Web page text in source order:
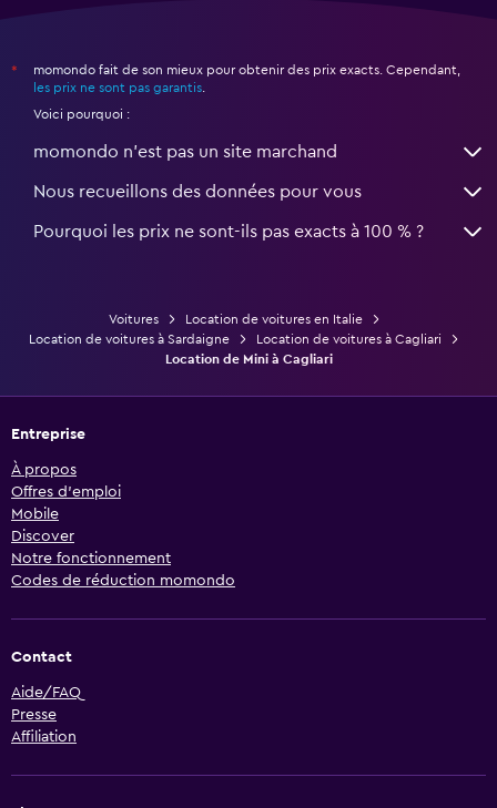
*
momondo fait de son mieux pour obtenir des prix exacts. Cependant,
les prix ne sont pas garantis
Voici pourquoi :
momondo n'est pas un site marchand
Nous recueillons des données pour vous
Pourquoi les prix ne sont-ils pas exacts à 100 % ?
Voitures
Location de voitures en Italie
Location de voitures à Sardaigne
Location de voitures à Cagliari
Location de Mini à Cagliari
Entreprise
À propos
Offres d’emploi
Mobile
Discover
Notre fonctionnement
Codes de réduction momondo
Contact
Aide/FAQ
Presse
Affiliation